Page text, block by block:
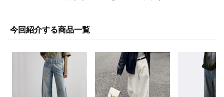
今回紹介する商品一覧